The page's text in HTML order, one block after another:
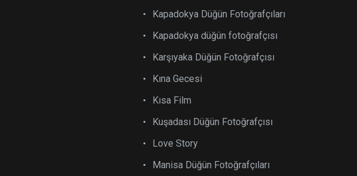
Kapadokya Düğün Fotoğrafçıları
Kapadokya düğün fotoğrafçısı
Karşıyaka Düğün Fotoğrafçısı
Kına Gecesi
Kısa Film
Kuşadası Düğün Fotoğrafçısı
Love Story
Manisa Düğün Fotoğrafçıları